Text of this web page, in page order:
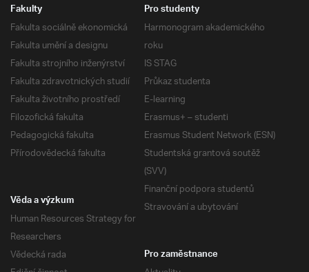
Fakulty
Fakulta sociálně ekonomická
Fakulta umění a designu
Fakulta strojního inženýrství
Fakulta zdravotnických studií
Fakulta životního prostředí
Filozofická fakulta
Pedagogická fakulta
Přírodovědecká fakulta
Pro studenty
Harmonogram akademického
roku
IS STAG
Průkaz studenta
E-learning
Erasmus+ – studenti
Erasmus Student Network (ESN)
Studentská grantová soutěž
(SVV)
Finanční podpora studentů
Stravování a ubytování
Věda a výzkum
Human Resources Strategy for
Researchers
Vědecká rada
Pro zaměstnance